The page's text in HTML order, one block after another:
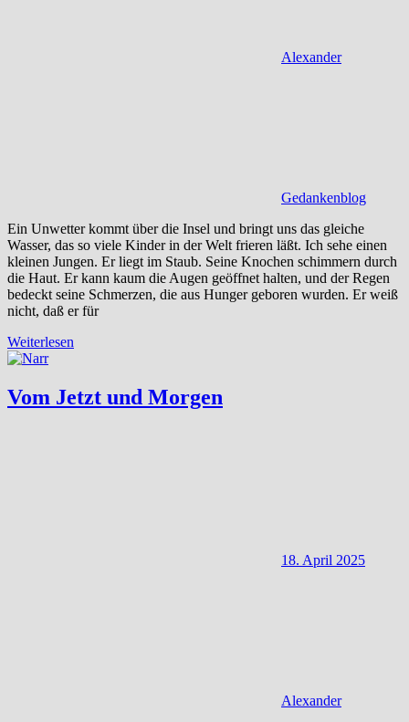
Alexander
Gedankenblog
Ein Unwetter kommt über die Insel und bringt uns das gleiche
Wasser, das so viele Kinder in der Welt frieren läßt. Ich sehe einen
kleinen Jungen. Er liegt im Staub. Seine Knochen schimmern durch
die Haut. Er kann kaum die Augen geöffnet halten, und der Regen
bedeckt seine Schmerzen, die aus Hunger geboren wurden. Er weiß
nicht, daß er für
Weiterlesen
Vom Jetzt und Morgen
18. April 2025
Alexander